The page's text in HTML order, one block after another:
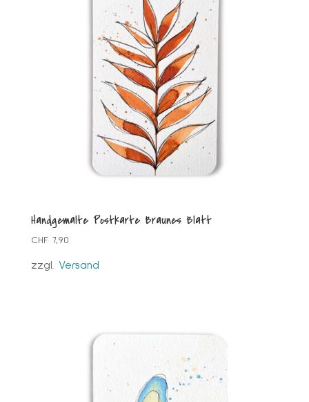
Handgemalte Postkarte Braunes Blatt
CHF 7,90
zzgl. Versand